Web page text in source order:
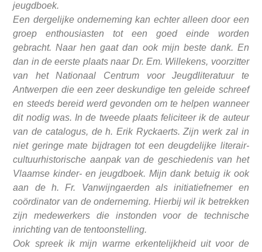
jeugdboek.
Een dergelijke onderneming kan echter alleen door een
groep enthousiasten tot een goed einde worden
gebracht. Naar hen gaat dan ook mijn beste dank. En
dan in de eerste plaats naar Dr. Em. Willekens, voorzitter
van het Nationaal Centrum voor Jeugdliteratuur te
Antwerpen die een zeer deskundige ten geleide schreef
en steeds bereid werd gevonden om te helpen wanneer
dit nodig was. In de tweede plaats feliciteer ik de auteur
van de catalogus, de h. Erik Ryckaerts. Zijn werk zal in
niet geringe mate bijdragen tot een deugdelijke literair-
cultuurhistorische aanpak van de geschiedenis van het
Vlaamse kinder- en jeugdboek. Mijn dank betuig ik ook
aan de h. Fr. Vanwijngaerden als initiatiefnemer en
coördinator van de onderneming. Hierbij wil ik betrekken
zijn medewerkers die instonden voor de technische
inrichting van de tentoonstelling.
Ook spreek ik mijn warme erkentelijkheid uit voor de